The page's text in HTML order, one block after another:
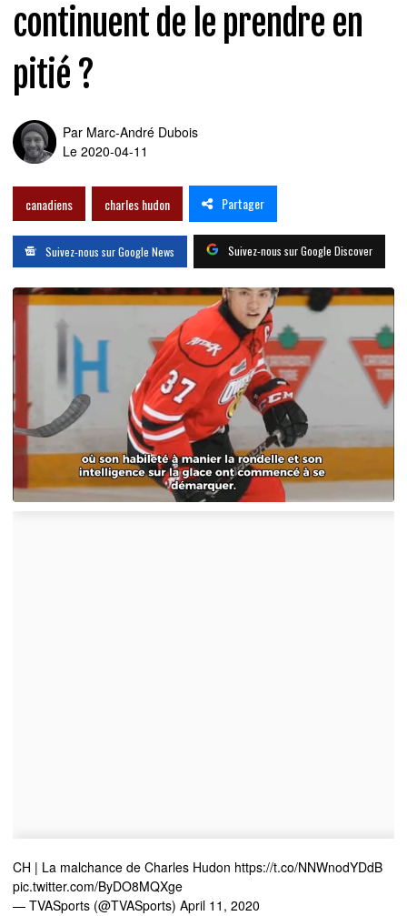
continuent de le prendre en
pitié ?
Par Marc-André Dubois
Le 2020-04-11
canadiens charles hudon Partager
Suivez-nous sur Google News Suivez-nous sur Google Discover
CH | La malchance de Charles Hudon https://t.co/NNWnodYDdB
pic.twitter.com/ByDO8MQXge
— TVASports (@TVASports) April 11, 2020